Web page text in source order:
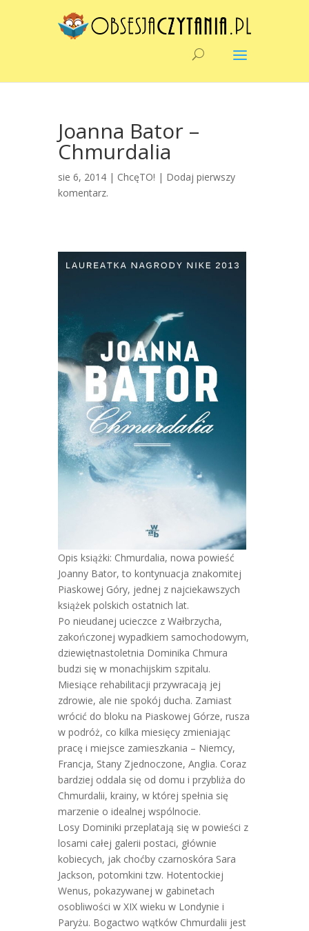
Joanna Bator –
Chmurdalia
sie 6, 2014 | ChcęTO! | Dodaj pierwszy
komentarz.
Opis książki: Chmurdalia, nowa powieść
Joanny Bator, to kontynuacja znakomitej
Piaskowej Góry, jednej z najciekawszych
książek polskich ostatnich lat.
Po nieudanej ucieczce z Wałbrzycha,
zakończonej wypadkiem samochodowym,
dziewiętnastoletnia Dominika Chmura
budzi się w monachijskim szpitalu.
Miesiące rehabilitacji przywracają jej
zdrowie, ale nie spokój ducha. Zamiast
wrócić do bloku na Piaskowej Górze, rusza
w podróż, co kilka miesięcy zmieniając
pracę i miejsce zamieszkania – Niemcy,
Francja, Stany Zjednoczone, Anglia. Coraz
bardziej oddala się od domu i przybliża do
Chmurdalii, krainy, w której spełnia się
marzenie o idealnej wspólnocie.
Losy Dominiki przeplatają się w powieści z
losami całej galerii postaci, głównie
kobiecych, jak choćby czarnoskóra Sara
Jackson, potomkini tzw. Hotentockiej
Wenus, pokazywanej w gabinetach
osobliwości w XIX wieku w Londynie i
Paryżu. Bogactwo wątków Chmurdalii jest